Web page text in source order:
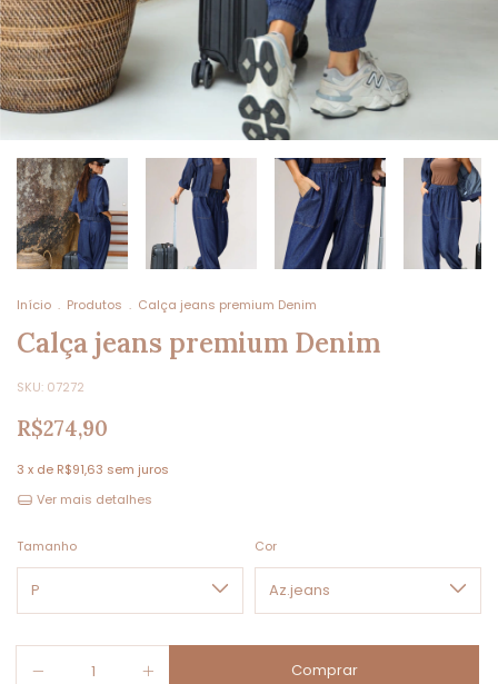
Início . Produtos . Calça jeans premium Denim
Calça jeans premium Denim
SKU: 07272
R$274,90
3 x de R$91,63 sem juros
Ver mais detalhes
Tamanho Cor